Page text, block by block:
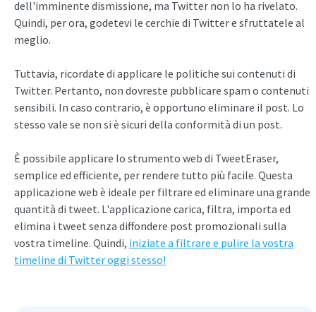
dell'imminente dismissione, ma Twitter non lo ha rivelato.
Quindi, per ora, godetevi le cerchie di Twitter e sfruttatele al
meglio.
Tuttavia, ricordate di applicare le politiche sui contenuti di
Twitter. Pertanto, non dovreste pubblicare spam o contenuti
sensibili. In caso contrario, è opportuno eliminare il post. Lo
stesso vale se non si è sicuri della conformità di un post.
È possibile applicare lo strumento web di TweetEraser,
semplice ed efficiente, per rendere tutto più facile. Questa
applicazione web è ideale per filtrare ed eliminare una grande
quantità di tweet. L'applicazione carica, filtra, importa ed
elimina i tweet senza diffondere post promozionali sulla
vostra timeline. Quindi, iniziate a filtrare e pulire la vostra
timeline di Twitter oggi stesso!